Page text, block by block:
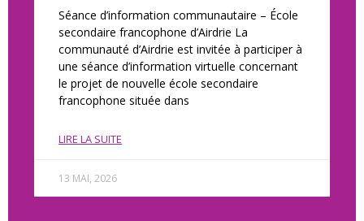
Séance d’information communautaire – École
secondaire francophone d’Airdrie La
communauté d’Airdrie est invitée à participer à
une séance d’information virtuelle concernant
le projet de nouvelle école secondaire
francophone située dans
LIRE LA SUITE
13 MAI, 2026